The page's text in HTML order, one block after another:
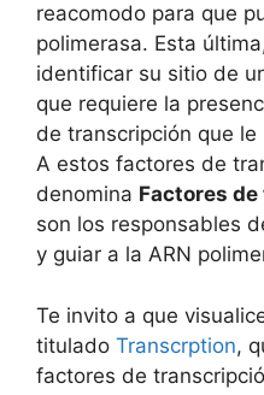
reacomodo para que
polimerasa. Esta
identificar su sitio de
que requiere la
de transcripción que
A estos factores de
denomina Factores
son los responsables
y guiar a la ARN
Te invito a que
titulado Transcrption,
factores de